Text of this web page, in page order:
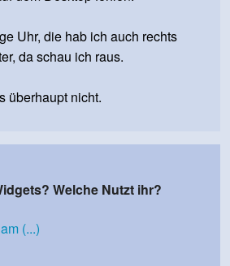
Uhr, die hab ich auch rechts
da schau ich raus.
überhaupt nicht.
Welche Nutzt ihr?
(...)